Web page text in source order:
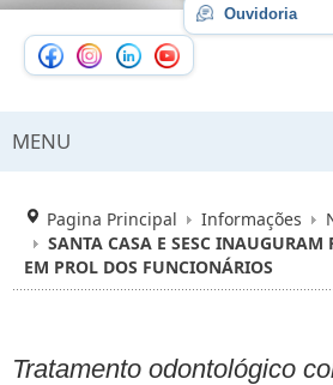
Ouvidoria
MENU
Pagina Principal Informações
SANTA CASA E SESC INAUGURAM
EM PROL DOS FUNCIONÁRIOS
Tratamento odontológico